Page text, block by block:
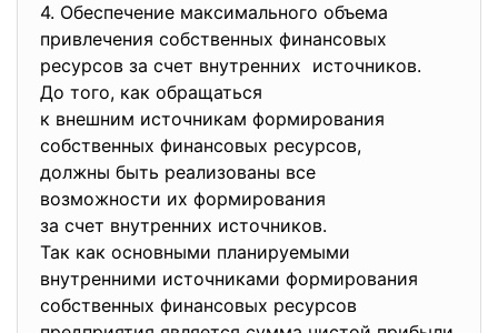
4. Обеспечение максимального объема
привлечения собственных финансовых
ресурсов за счет внутренних источников.
До того, как обращаться
к внешним источникам формирования
собственных финансовых ресурсов,
должны быть реализованы все
возможности их формирования
за счет внутренних источников.
Так как основными планируемыми
внутренними источниками формирования
собственных финансовых ресурсов